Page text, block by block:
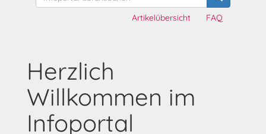
FAQ
Artikelübersicht
Herzlich
Willkommen im
Infoportal